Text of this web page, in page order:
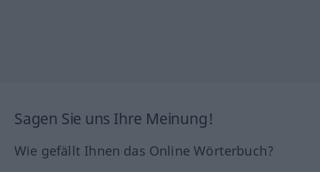
Sagen Sie uns Ihre Meinung!
Wie gefällt Ihnen das Online Wörterbuch?